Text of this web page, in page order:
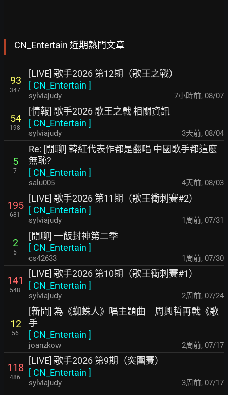
CN_Entertain 近期熱門文章
93
347
[LIVE] 歌手2026 第12期（歌王之戰）
[ CN_Entertain ]
sylviajudy 7小時前, 08/07
54
198
[情報] 歌手2026 歌王之戰 相關資訊
[ CN_Entertain ]
sylviajudy 3天前, 08/04
5
7
Re: [閒聊] 韓紅代表作都是翻唱 中國歌手都這麼
無恥?
[ CN_Entertain ]
salu005 4天前, 08/03
195
681
[LIVE] 歌手2026 第11期（歌王衝刺賽#2）
[ CN_Entertain ]
sylviajudy 1周前, 07/31
2
5
[閒聊] 一飯封神第二季
[ CN_Entertain ]
cs42633 1周前, 07/30
141
548
[LIVE] 歌手2026 第10期（歌王衝刺賽#1）
[ CN_Entertain ]
sylviajudy 2周前, 07/24
12
56
[新聞] 為《蜘蛛人》唱主題曲 周興哲再戰《歌
手
[ CN_Entertain ]
joanzkow 2周前, 07/17
118
486
[LIVE] 歌手2026 第9期（突圍賽）
[ CN_Entertain ]
sylviajudy 3周前, 07/17